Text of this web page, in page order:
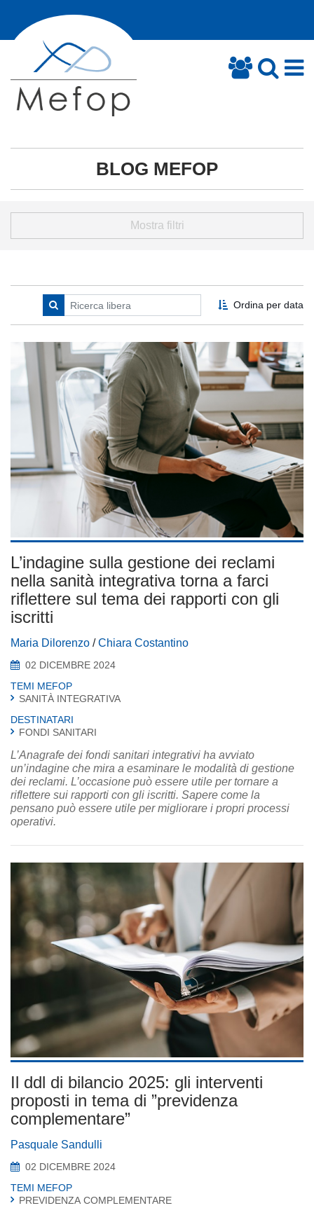
BLOG MEFOP
Mostra filtri
Ordina per data
L’indagine sulla gestione dei reclami
nella sanità integrativa torna a farci
riflettere sul tema dei rapporti con gli
iscritti
Maria Dilorenzo /Chiara Costantino
02 DICEMBRE 2024
TEMI MEFOP
SANITÀ INTEGRATIVA
DESTINATARI
FONDI SANITARI
L’Anagrafe dei fondi sanitari integrativi ha avviato
un’indagine che mira a esaminare le modalità di gestione
dei reclami. L’occasione può essere utile per tornare a
riflettere sui rapporti con gli iscritti. Sapere come la
pensano può essere utile per migliorare i propri processi
operativi.
Il ddl di bilancio 2025: gli interventi
proposti in tema di ”previdenza
complementare”
Pasquale Sandulli
02 DICEMBRE 2024
TEMI MEFOP
PREVIDENZA COMPLEMENTARE